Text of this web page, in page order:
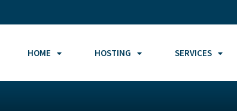
HOME HOSTING SERVICES